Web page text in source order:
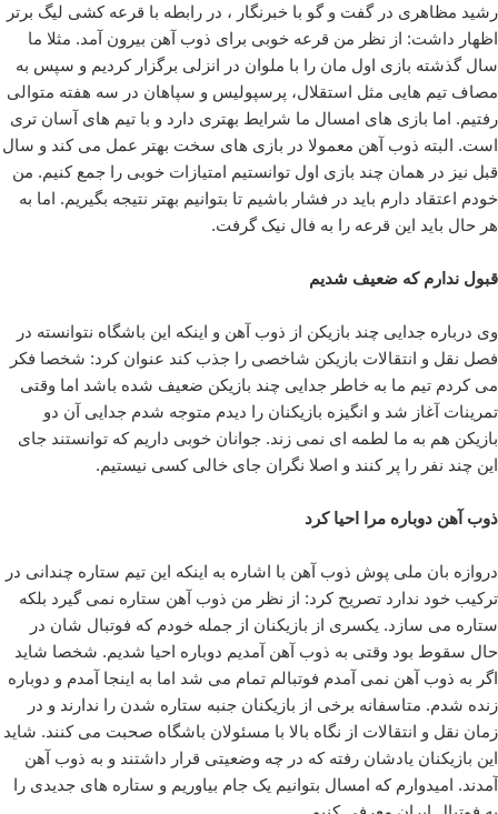
رشید مظاهری در گفت و گو با خبرنگار ، در رابطه با قرعه کشی لیگ برتر
اظهار داشت: از نظر من قرعه خوبی برای ذوب آهن بیرون آمد. مثلا ما
سال گذشته بازی اول مان را با ملوان در انزلی برگزار کردیم و سپس به
مصاف تیم هایی مثل استقلال، پرسپولیس و سپاهان در سه هفته متوالی
رفتیم. اما بازی های امسال ما شرایط بهتری دارد و با تیم های آسان تری
است. البته ذوب آهن معمولا در بازی های سخت بهتر عمل می کند و سال
قبل نیز در همان چند بازی اول توانستیم امتیازات خوبی را جمع کنیم. من
خودم اعتقاد دارم باید در فشار باشیم تا بتوانیم بهتر نتیجه بگیریم. اما به
هر حال باید این قرعه را به فال نیک گرفت.
قبول ندارم که ضعیف شدیم
وی درباره جدایی چند بازیکن از ذوب آهن و اینکه این باشگاه نتوانسته در
فصل نقل و انتقالات بازیکن شاخصی را جذب کند عنوان کرد: شخصا فکر
می کردم تیم ما به خاطر جدایی چند بازیکن ضعیف شده باشد اما وقتی
تمرینات آغاز شد و انگیزه بازیکنان را دیدم متوجه شدم جدایی آن دو
بازیکن هم به ما لطمه ای نمی زند. جوانان خوبی داریم که توانستند جای
این چند نفر را پر کنند و اصلا نگران جای خالی کسی نیستیم.
ذوب آهن دوباره مرا احیا کرد
دروازه بان ملی پوش ذوب آهن با اشاره به اینکه این تیم ستاره چندانی در
ترکیب خود ندارد تصریح کرد: از نظر من ذوب آهن ستاره نمی گیرد بلکه
ستاره می سازد. یکسری از بازیکنان از جمله خودم که فوتبال شان در
حال سقوط بود وقتی به ذوب آهن آمدیم دوباره احیا شدیم. شخصا شاید
اگر به ذوب آهن نمی آمدم فوتبالم تمام می شد اما به اینجا آمدم و دوباره
زنده شدم. متاسفانه برخی از بازیکنان جنبه ستاره شدن را ندارند و در
زمان نقل و انتقالات از نگاه بالا با مسئولان باشگاه صحبت می کنند. شاید
این بازیکنان یادشان رفته که در چه وضعیتی قرار داشتند و به ذوب آهن
آمدند. امیدوارم که امسال بتوانیم یک جام بیاوریم و ستاره های جدیدی را